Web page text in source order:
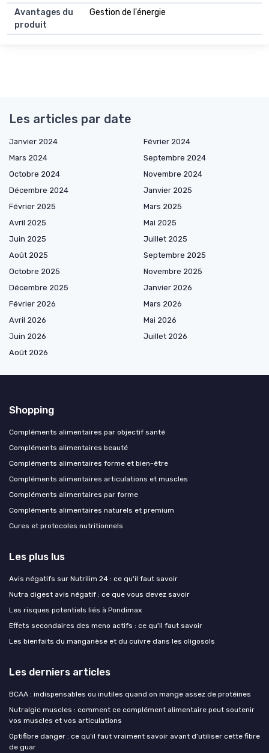
Avantages du
produit
Gestion de l'énergie
Les articles par date
Janvier 2024
Février 2024
Mars 2024
Septembre 2024
Octobre 2024
Novembre 2024
Décembre 2024
Janvier 2025
Février 2025
Mars 2025
Avril 2025
Mai 2025
Juin 2025
Juillet 2025
Août 2025
Septembre 2025
Octobre 2025
Novembre 2025
Décembre 2025
Janvier 2026
Février 2026
Mars 2026
Avril 2026
Mai 2026
Juin 2026
Juillet 2026
Août 2026
Shopping
Compléments alimentaires par objectif santé
Compléments alimentaires beauté
Compléments alimentaires forme et bien-être
Compléments alimentaires articulations et muscles
Compléments alimentaires par forme
Compléments alimentaires naturels et premium
Cures et protocoles nutritionnels
Les plus lus
Avis négatifs sur Nutrilim 24 : ce qu'il faut savoir
Nutra digest avis négatif : ce que vous devez savoir
Les risques potentiels liés à Pondimax
Effets secondaires des meno actifs : ce qu'il faut savoir
Les bienfaits du manganèse et du cuivre dans les oligosols
Les derniers articles
BCAA : indispensables ou inutiles quand on mange assez de protéines
Nutralgic muscles : comment ce complément alimentaire peut soutenir
vos muscles et vos articulations
Optifibre danger : ce qu’il faut vraiment savoir avant d’utiliser cette fibre
de guar